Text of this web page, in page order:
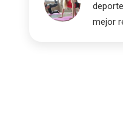
mejor